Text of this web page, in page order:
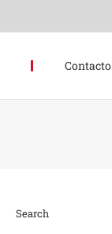
Contacto
Search